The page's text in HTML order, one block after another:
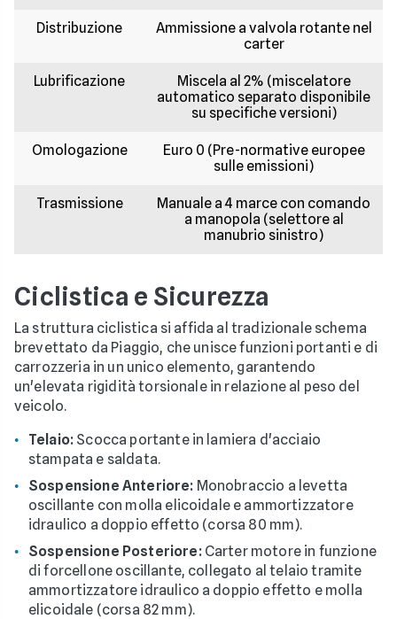
Distribuzione
Ammissione a valvola rotante nel
carter
Lubrificazione
Miscela al 2% (miscelatore
automatico separato disponibile
su specifiche versioni)
Omologazione
Euro 0 (Pre-normative europee
sulle emissioni)
Trasmissione
Manuale a 4 marce con comando
a manopola (selettore al
manubrio sinistro)
Ciclistica e Sicurezza
La struttura ciclistica si affida al tradizionale schema
brevettato da Piaggio, che unisce funzioni portanti e di
carrozzeria in un unico elemento, garantendo
un'elevata rigidità torsionale in relazione al peso del
veicolo.
Telaio: Scocca portante in lamiera d'acciaio
stampata e saldata.
Sospensione Anteriore: Monobraccio a levetta
oscillante con molla elicoidale e ammortizzatore
idraulico a doppio effetto (corsa 80 mm).
Sospensione Posteriore:Carter motore in funzione
di forcellone oscillante, collegato al telaio tramite
ammortizzatore idraulico a doppio effetto e molla
elicoidale (corsa 82 mm).